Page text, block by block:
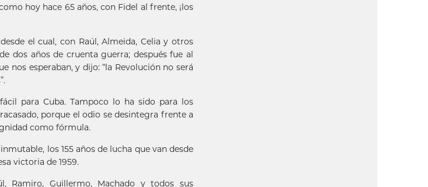
hoy hace 65 años, con Fidel al frente, ¡los
el cual, con Raúl, Almeida, Celia y otros
dos años de cruenta guerra; después fue al
nos esperaban, y dijo: “la Revolución no será
para Cuba. Tampoco lo ha sido para los
porque el odio se desintegra frente a
como fórmula.
los 155 años de lucha que van desde
victoria de 1959.
Ramiro, Guillermo, Machado y todos sus